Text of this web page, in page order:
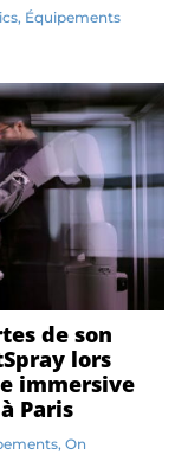
, Équipements
de son
lors
immersive
Paris
,On